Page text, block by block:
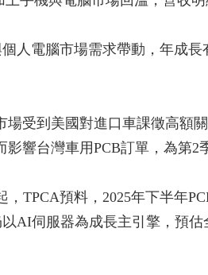
人電腦市場需求帶動，年成
受到美國對進口車課徵高額
響台灣車用PCB訂單，為第2
TPCA預料，2025年下半年
AI伺服器為成長主引擎，預